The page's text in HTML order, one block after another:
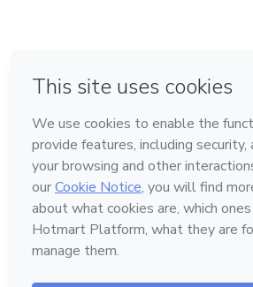
Hecho con❤ en Belo Horizonte
Conoce Hotmart
Idioma
Español